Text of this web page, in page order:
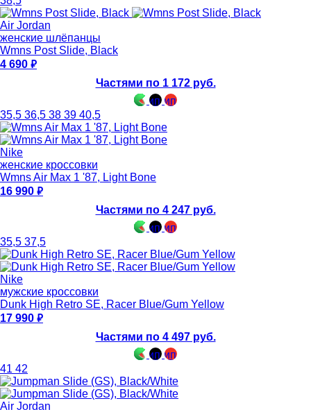
Air Jordan
женские шлёпанцы
Wmns Post Slide, Black
4 690
Частями по 1 172 руб.
35,5 36,5 38 39 40,5
Nike
женские кроссовки
Wmns Air Max 1 '87, Light Bone
16 990
Частями по 4 247 руб.
35,5 37,5
Nike
мужские кроссовки
Dunk High Retro SE, Racer Blue/Gum Yellow
17 990
Частями по 4 497 руб.
41 42
Air Jordan